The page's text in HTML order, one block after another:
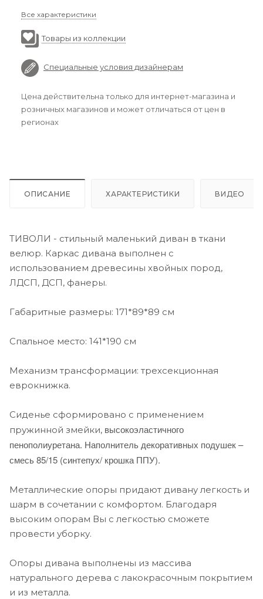
Все характеристики
Товары из коллекции
Специальные условия дизайнерам
Цена действительна только для интернет-магазина и
розничных магазинов и может отличаться от цен в
регионах
ОПИСАНИЕ ХАРАКТЕРИСТИКИ ВИДЕО
ТИВОЛИ - стильный маленький диван в ткани
велюр. Каркас дивана выполнен с
использованием древесины хвойных пород,
ЛДСП, ДСП, фанеры.
Габаритные размеры: 171*89*89 см
Спальное место: 141*190 см
Механизм трансформации: трехсекционная
еврокнижка.
Сиденье сформировано с применением
пружинной змейки, высокоэластичного
пенополиуретана. Наполнитель декоративных подушек –
смесь 85/15 (синтепух/ крошка ППУ).
Металлические опоры придают дивану легкость и
шарм в сочетании с комфортом. Благодаря
высоким опорам Вы с легкостью сможете
провести уборку.
Опоры дивана выполнены из массива
натурального дерева с лакокрасочным покрытием
и из металла.